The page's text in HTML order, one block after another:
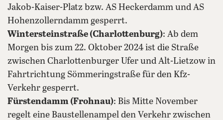
Jakob-Kaiser-Platz bzw. AS Heckerdamm und AS
Hohenzollerndamm gesperrt.
Wintersteinstraße (Charlottenburg): Ab dem
Morgen bis zum 22. Oktober 2024 ist die Straße
zwischen Charlottenburger Ufer und Alt-Lietzow in
Fahrtrichtung Sömmeringstraße für den Kfz-
Verkehr gesperrt.
Fürstendamm (Frohnau): Bis Mitte November
regelt eine Baustellenampel den Verkehr zwischen